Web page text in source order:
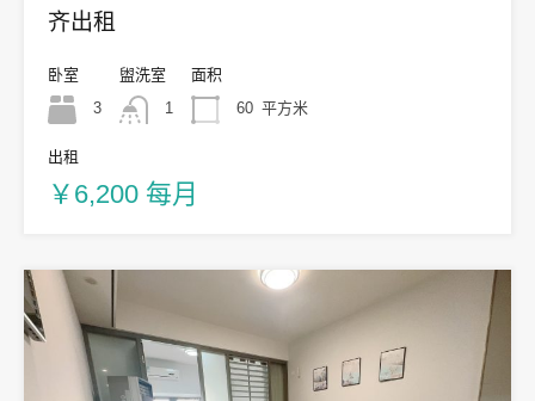
齐出租
卧室
3
盥洗室
1
面积
60 平方米
出租
￥6,200 每月